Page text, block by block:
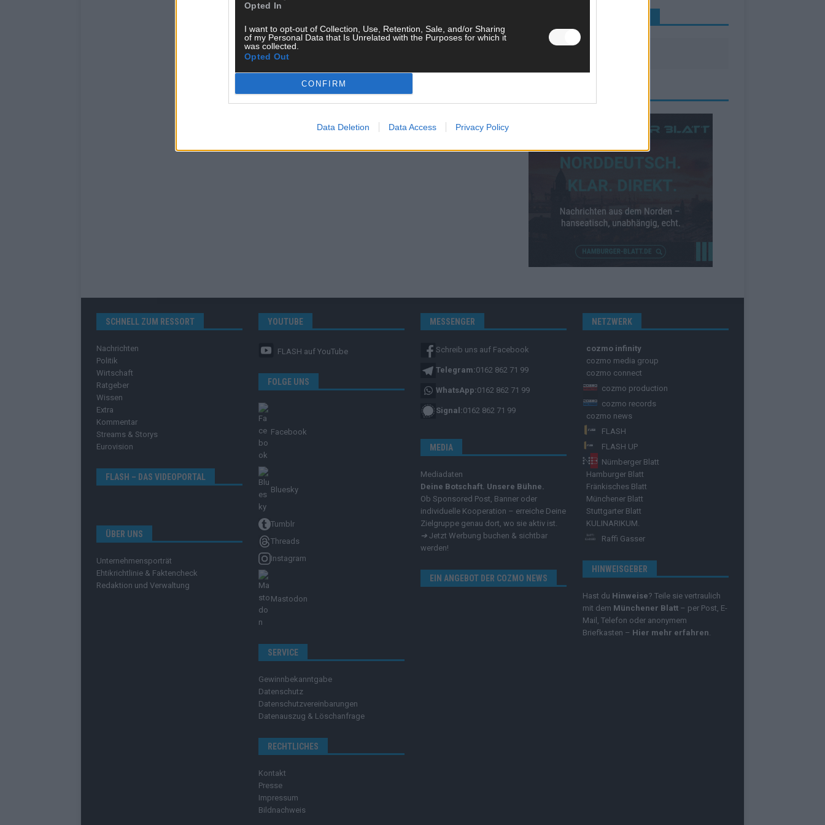
Opted In
I want to opt-out of Collection, Use, Retention, Sale, and/or Sharing
of my Personal Data that Is Unrelated with the Purposes for which it
was collected.
Opted Out
CONFIRM
Data Deletion Data Access Privacy Policy
SCHNELL ZUM RESSORT
Nachrichten
Politik
Wirtschaft
Ratgeber
Wissen
Extra
Kommentar
Streams & Storys
Eurovision
FLASH – DAS VIDEOPORTAL
ÜBER UNS
Unternehmensporträt
Ehtikrichtlinie & Faktencheck
Redaktion und Verwaltung
YOUTUBE
FLASH auf YouTube
FOLGE UNS
Facebook
Bluesky
Tumblr
Threads
Instagram
Mastodon
SERVICE
Gewinnbekanntgabe
Datenschutz
Datenschutzvereinbarungen
Datenauszug & Löschanfrage
RECHTLICHES
Kontakt
Presse
Impressum
Bildnachweis
MESSENGER
Schreib uns auf Facebook
Telegram:0162 862 71 99
WhatsApp:0162 862 71 99
Signal:0162 862 71 99
MEDIA
Mediadaten
Deine Botschaft. Unsere Bühne.
Ob Sponsored Post, Banner oder
individuelle Kooperation – erreiche Deine
Zielgruppe genau dort, wo sie aktiv ist.
➔ Jetzt Werbung buchen & sichtbar
werden!
EIN ANGEBOT DER COZMO NEWS
NETZWERK
cozmo infinity
cozmo media group
cozmo connect
cozmo production
cozmo records
cozmo news
FLASH
FLASH UP
Nürnberger Blatt
Hamburger Blatt
Fränkisches Blatt
Münchener Blatt
Stuttgarter Blatt
KULINARIKUM.
Raffi Gasser
HINWEISGEBER
Hast du Hinweise? Teile sie vertraulich
mit dem Münchener Blatt – per Post, E-
Mail, Telefon oder anonymem
Briefkasten – Hier mehr erfahren